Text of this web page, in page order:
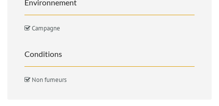
Environnement
Campagne
Conditions
Non fumeurs